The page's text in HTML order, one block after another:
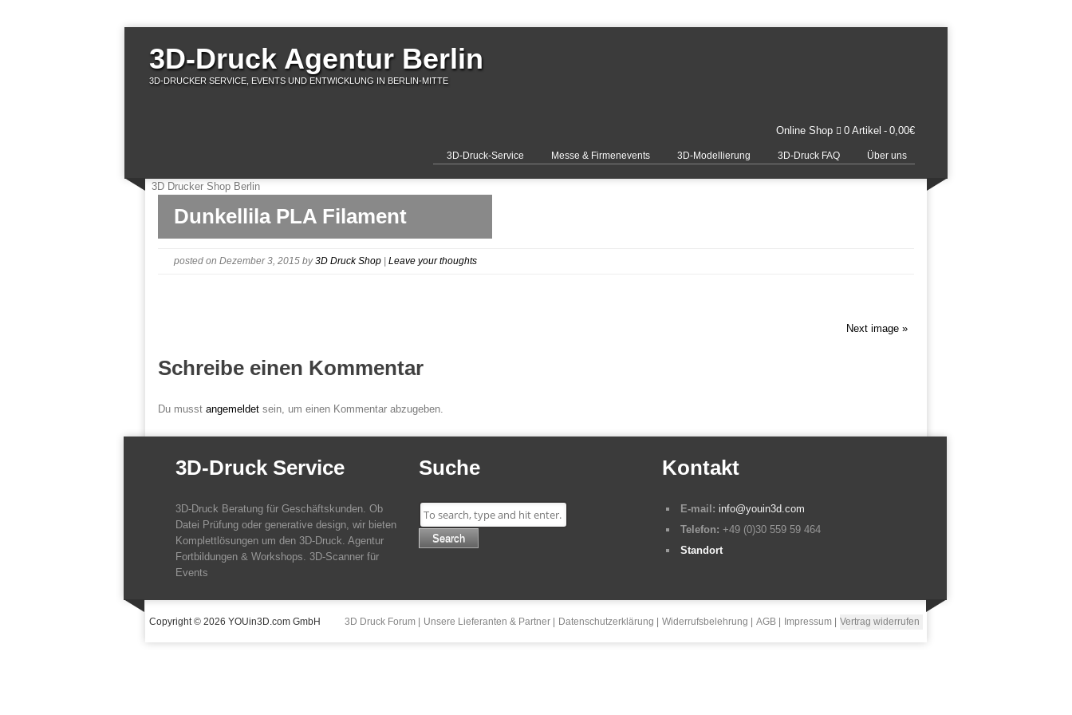
3D-Druck Agentur Berlin
3D-DRUCKER SERVICE, EVENTS UND ENTWICKLUNG IN BERLIN-MITTE
Online Shop 0 Artikel 0,00€
3D-Druck-Service Messe & Firmenevents 3D-Modellierung 3D-Druck FAQ Über uns
3D Drucker Shop Berlin
Dunkellila PLA Filament
posted on Dezember 3, 2015 by3D Druck Shop Leave your thoughts
Next image »
Schreibe einen Kommentar
Du musst angemeldet sein, um einen Kommentar abzugeben.
3D-Druck Service
3D-Druck Beratung für Geschäftskunden. Ob
Datei Prüfung oder generative design, wir bieten
Komplettlösungen um den 3D-Druck. Agentur
Fortbildungen & Workshops. 3D-Scanner für
Events
Suche
Search
Kontakt
E-mail: info@youin3d.com
Telefon: +49 (0)30 559 59 464
Standort
3D Druck Forum Unsere Lieferanten & Partner Datenschutzerklärung Widerrufsbelehrung AGB Impressum Vertrag widerrufen
Copyright © 2026 YOUin3D.com GmbH